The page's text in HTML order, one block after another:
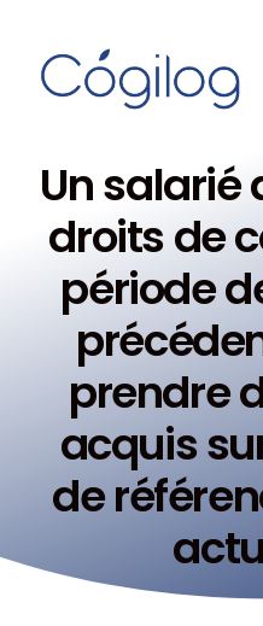
Un salarié
droits de
période
prendre
acquis
de